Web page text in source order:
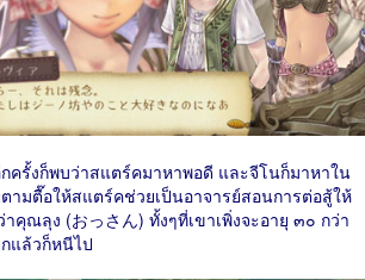
ครั้งก็พบว่าสแตร์คมาหาพอดี และจีโนก็มาหาใน
ามตื๊อให้สแตร์คช่วยเป็นอาจารย์สอนการต่อสู้ให้
คุณลุง (おっさん) ทั้งๆที่เขาเพิ่งจะอายุ ๓๐ กว่า
แล้วก็หนีไป